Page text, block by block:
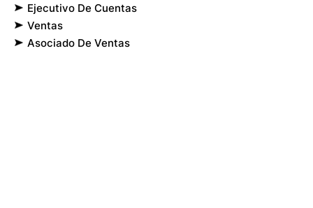
Ejecutivo De Cuentas
Ventas
Asociado De Ventas